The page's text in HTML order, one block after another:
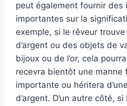
peut également fournir des
importantes sur la
exemple, si le rêveur
d’argent ou des objets de
bijoux ou de l’or, cela
recevra bientôt une manne
importante ou héritera
d’argent. D’un autre côté,